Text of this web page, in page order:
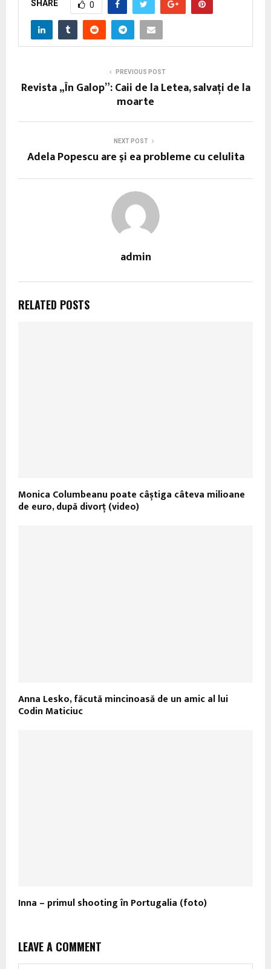
SHARE 0
PREVIOUS POST
Revista „În Galop”: Caii de la Letea, salvați de la
moarte
NEXT POST
Adela Popescu are şi ea probleme cu celulita
admin
RELATED POSTS
Monica Columbeanu poate câștiga câteva milioane
de euro, după divorț (video)
Anna Lesko, făcută mincinoasă de un amic al lui
Codin Maticiuc
Inna – primul shooting în Portugalia (foto)
LEAVE A COMMENT